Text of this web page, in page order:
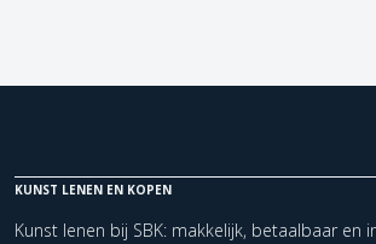
KUNST LENEN EN KOPEN
Kunst lenen bij SBK: makkelijk, betaalbaar en